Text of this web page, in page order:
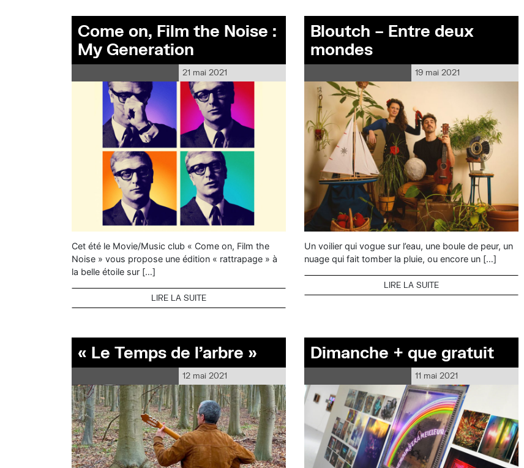
Come on, Film the Noise :
My Generation
21 mai 2021
Cet été le Movie/Music club « Come on, Film the
Noise » vous propose une édition « rattrapage » à
la belle étoile sur […]
LIRE LA SUITE
Bloutch – Entre deux
mondes
19 mai 2021
Un voilier qui vogue sur l’eau, une boule de peur, un
nuage qui fait tomber la pluie, ou encore un […]
LIRE LA SUITE
« Le Temps de l’arbre »
12 mai 2021
Dimanche + que gratuit
11 mai 2021